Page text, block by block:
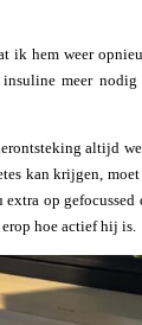
ik hem weer
meer nodig
altijd
kan krijgen,
op
hoe actief hij is.